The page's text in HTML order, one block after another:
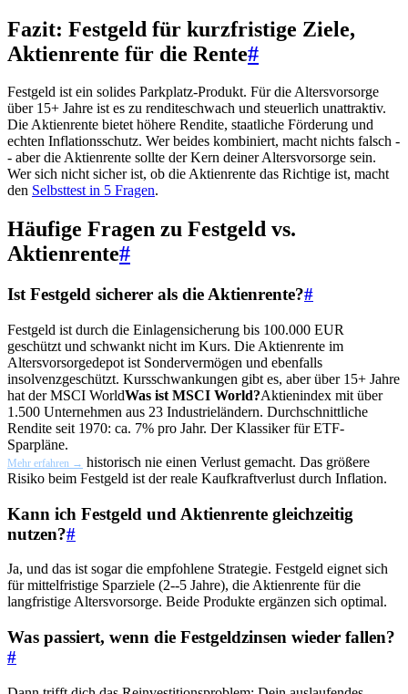
Fazit: Festgeld für kurzfristige Ziele,
Aktienrente für die Rente#
Festgeld ist ein solides Parkplatz-Produkt. Für die Altersvorsorge
über 15+ Jahre ist es zu renditeschwach und steuerlich unattraktiv.
Die Aktienrente bietet höhere Rendite, staatliche Förderung und
echten Inflationsschutz. Wer beides kombiniert, macht nichts falsch -
- aber die Aktienrente sollte der Kern deiner Altersvorsorge sein.
Wer sich nicht sicher ist, ob die Aktienrente das Richtige ist, macht
den Selbsttest in 5 Fragen.
Häufige Fragen zu Festgeld vs.
Aktienrente#
Ist Festgeld sicherer als die Aktienrente?#
Festgeld ist durch die Einlagensicherung bis 100.000 EUR
geschützt und schwankt nicht im Kurs. Die Aktienrente im
Altersvorsorgedepot ist Sondervermögen und ebenfalls
insolvenzgeschützt. Kursschwankungen gibt es, aber über 15+ Jahre
hat derMSCI WorldWas ist MSCI World?Aktienindex mit über
1.500 Unternehmen aus 23 Industrieländern. Durchschnittliche
Rendite seit 1970: ca. 7% pro Jahr. Der Klassiker für ETF-
Sparpläne.
Mehr erfahren → historisch nie einen Verlust gemacht. Das größere
Risiko beim Festgeld ist der reale Kaufkraftverlust durch Inflation.
Kann ich Festgeld und Aktienrente gleichzeitig
nutzen?#
Ja, und das ist sogar die empfohlene Strategie. Festgeld eignet sich
für mittelfristige Sparziele (2--5 Jahre), die Aktienrente für die
langfristige Altersvorsorge. Beide Produkte ergänzen sich optimal.
Was passiert, wenn die Festgeldzinsen wieder fallen?
#